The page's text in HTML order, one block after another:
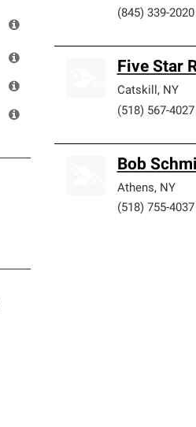
(845) 339-2020
Five Star
Catskill , NY
(518) 567-4027
Bob
Athens, NY
(518) 755-4037